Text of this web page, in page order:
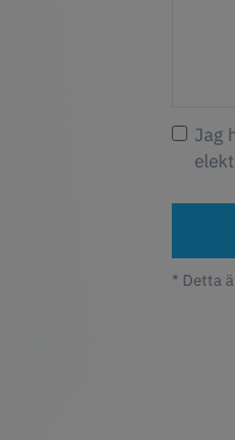
Jag
* Detta